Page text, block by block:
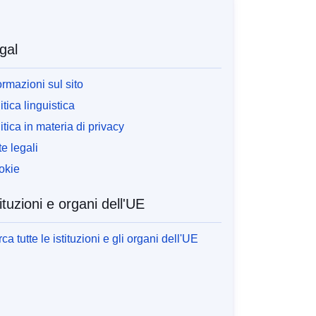
sul sito
linguistica
in materia di privacy
legali
e organi dell'UE
tutte le istituzioni e gli organi dell'UE